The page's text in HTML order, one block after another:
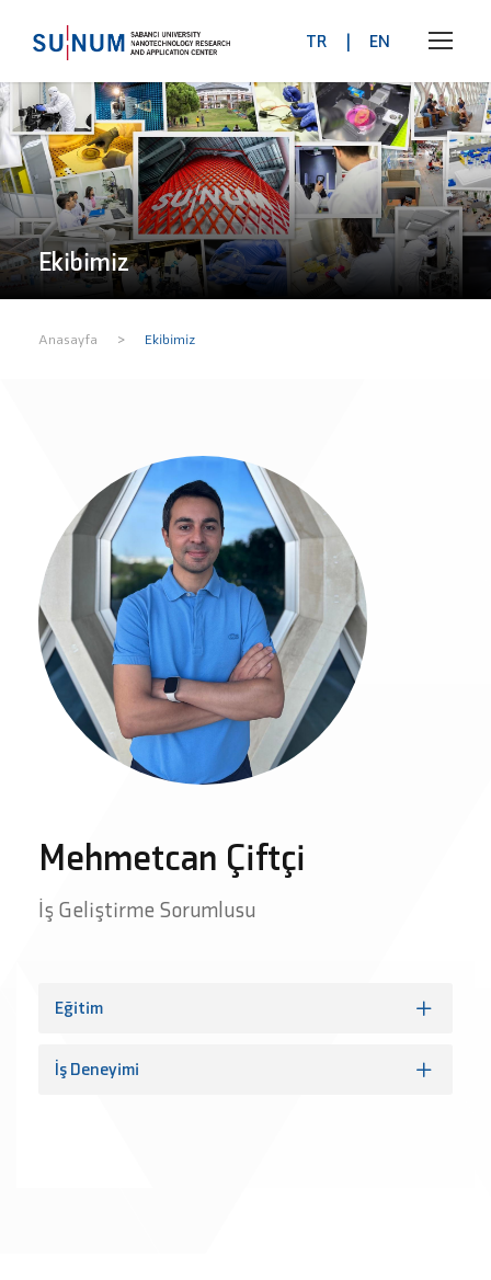
TR | EN
Ekibimiz
Anasayfa > Ekibimiz
Mehmetcan Çiftçi
İş Geliştirme Sorumlusu
Eğitim
İş Deneyimi